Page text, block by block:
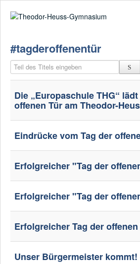
#tagderoffenentür
Teil des Titels eingeben
Die „Europaschule THG“
offenen Tür am Theodor-
Eindrücke vom Tag der
Erfolgreicher "Tag der
Erfolgreicher "Tag der
Erfolgreicher Tag der
Unser Bürgermeister kommt!